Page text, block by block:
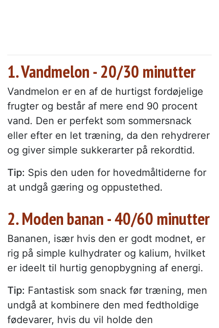
1. Vandmelon - 20/30 minutter
Vandmelon er en af de hurtigst fordøjelige
frugter og består af mere end 90 procent
vand. Den er perfekt som sommersnack
eller efter en let træning, da den rehydrerer
og giver simple sukkerarter på rekordtid.
Tip: Spis den uden for hovedmåltiderne for
at undgå gæring og oppustethed.
2. Moden banan - 40/60 minutter
Bananen, især hvis den er godt modnet, er
rig på simple kulhydrater og kalium, hvilket
er ideelt til hurtig genopbygning af energi.
Tip: Fantastisk som snack før træning, men
undgå at kombinere den med fedtholdige
fødevarer, hvis du vil holde den